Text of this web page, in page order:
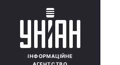
ІНФОРМАЦІЙНЕ